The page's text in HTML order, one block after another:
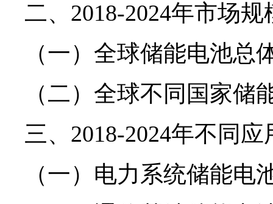
二、2018-2024年市场规
（一）全球储能电池总
（二）全球不同国家储
三、2018-2024年不同
（一）电力系统储能电